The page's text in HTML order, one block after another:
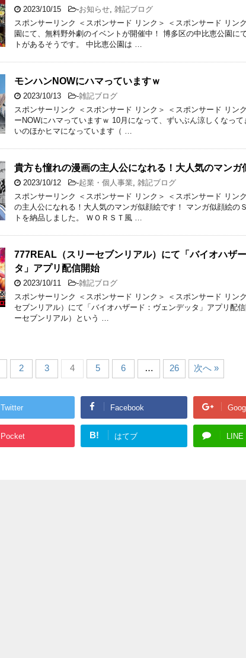
2023/10/15 -お知らせ, 雑記ブログ
スポンサーリンク ＜スポンサード リンク＞ ＜スポンサード リン
園にて、無料野外劇のイベントが開催中！ 博多区の中比恵公園に
トがあるそうです。 中比恵公園は …
モンハンNOWにハマっていますｗ
2023/10/13 -雑記ブログ
スポンサーリンク ＜スポンサード リンク＞ ＜スポンサード リン
ーNOWにハマっていますｗ 10月になって、ずいぶん涼しくなっ
いのほかヒマになっています（ …
貴方も憧れの漫画の主人公になれる！大人気のマンガ
2023/10/12 -起業・個人事業, 雑記ブログ
スポンサーリンク ＜スポンサード リンク＞ ＜スポンサード リン
の主人公になれる！大人気のマンガ似顔絵です！ マンガ似顔絵の
トを納品しました。 ＷＯＲＳＴ風 …
777REAL（スリーセブンリアル）にて「バイオハザ
タ」アプリ配信開始
2023/10/11 -雑記ブログ
スポンサーリンク ＜スポンサード リンク＞ ＜スポンサード リン
セブンリアル）にて「バイオハザード：ヴェンデッタ」アプリ配
ーセブンリアル）という …
2 3 4 5 6 … 26 次へ »
Twitter Facebook
Pocket B! はてブ LINE